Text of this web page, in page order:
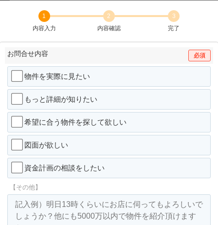
1
内容入力
2
内容確認
3
完了
お問合せ内容 必須
物件を実際に見たい
もっと詳細が知りたい
希望に合う物件を探して欲しい
図面が欲しい
資金計画の相談をしたい
【その他】